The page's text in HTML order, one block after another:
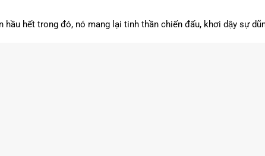
hết trong đó, nó mang lại tinh thần chiến đấu, khơi dậy sự